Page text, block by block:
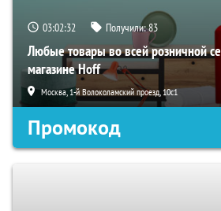
03:02:31 Получили:83
Любые товары во всей розничной
магазине Hoff
Москва, 1-й Волоколамский проезд, 10с1
Промокод